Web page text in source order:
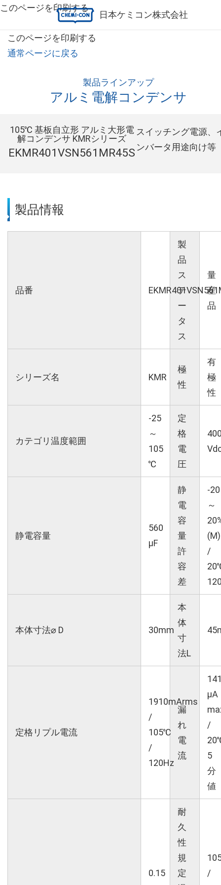
日本ケミコン株式会社
このページを印刷する
製品ラインアップ
アルミ電解コンデンサ
105℃ 基板自立形 アルミ大形電
解コンデンサ KMRシリーズ
EKMR401VSN561MR45S
スイッチング電源、
ンバータ用途向け等
製品情報
品番
製
品
ス
テ
ー
タ
ス
量
産
品
シリーズ名 KMR
極
性
有
極
性
カテゴリ温度範囲
-25
～
105
℃
定
格
電
圧
静電容量
560
µF
静
電
容
量
許
容
差
-20
～
(M)
/
本体寸法⌀ D 30mm
本
体
寸
法L
定格リプル電流
1910mArms
/
105℃
/
120Hz
漏
れ
電
流
μA
/
5
分
値
0.15
耐
久
性
規
定
/
このページを印刷する
通常ページに戻る